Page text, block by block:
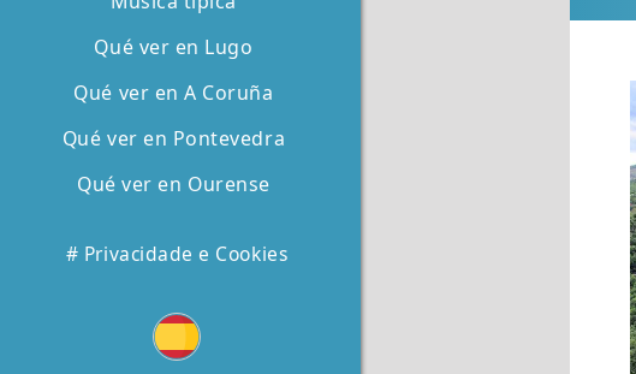
Qué ver en Lugo
Qué ver en A Coruña
Qué ver en Pontevedra
Qué ver en Ourense
# Privacidade e Cookies